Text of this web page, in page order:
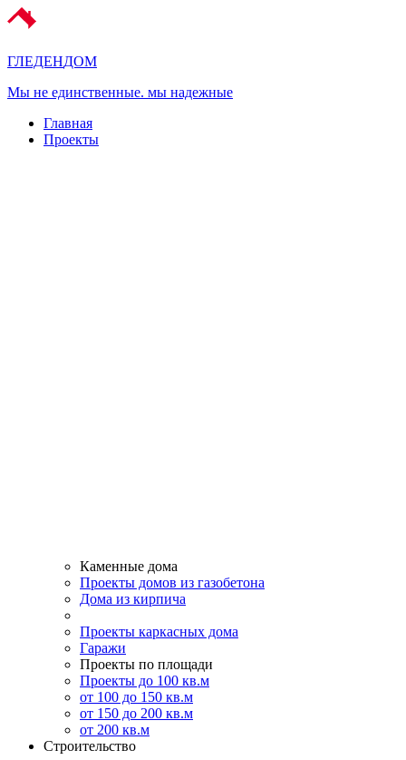
ГЛЕДЕНДОМ
Мы не единственные. мы надежные
Главная
Проекты
Каменные дома
Проекты домов из газобетона
Дома из кирпича
Проекты каркасных дома
Гаражи
Проекты по площади
Проекты до 100 кв.м
от 100 до 150 кв.м
от 150 до 200 кв.м
от 200 кв.м
Строительство